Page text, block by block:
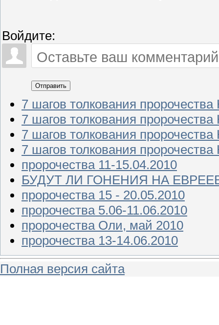
Войдите:
Отправить
7 шагов толкования
7 шагов толкования
7 шагов толкования
7 шагов толкования
пророчества 11-15.04.2010
БУДУТ ЛИ ГОНЕНИЯ НА
пророчества 15 - 20.05.2010
пророчества 5.06-11.06.2010
пророчества Оли, май 2010
пророчества 13-14.06.2010
Полная версия сайта